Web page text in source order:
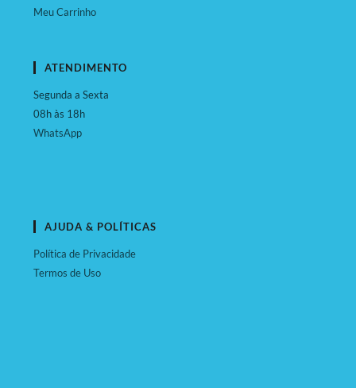
Meu Carrinho
ATENDIMENTO
Segunda a Sexta
08h às 18h
WhatsApp
AJUDA & POLÍTICAS
Política de Privacidade
Termos de Uso